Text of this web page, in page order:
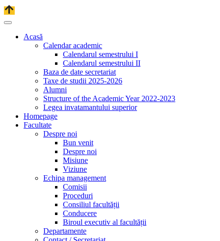
Acasă
Calendar academic
Calendarul semestrului I
Calendarul semestrului II
Baza de date secretariat
Taxe de studii 2025-2026
Alumni
Structure of the Academic Year 2022-2023
Legea invatamantului superior
Homepage
Facultate
Despre noi
Bun venit
Despre noi
Misiune
Viziune
Echipa management
Comisii
Proceduri
Consiliul facultății
Conducere
Biroul executiv al facultății
Departamente